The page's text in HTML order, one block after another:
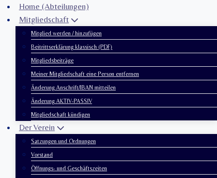
Zum
Inhalt
springen
Home (Abteilungen)
Mitgliedschaft
Mitglied werden / hinzufügen
Beitrittserklärung klassisch (PDF)
Mitgliedsbeiträge
Meiner Mitgliedschaft eine Person entfernen
Änderung Anschrift/IBAN mitteilen
Änderung AKTIV-PASSIV
Mitgliedschaft kündigen
Der Verein
Satzungen und Ordnungen
Vorstand
Öffnungs- und Geschäftszeiten